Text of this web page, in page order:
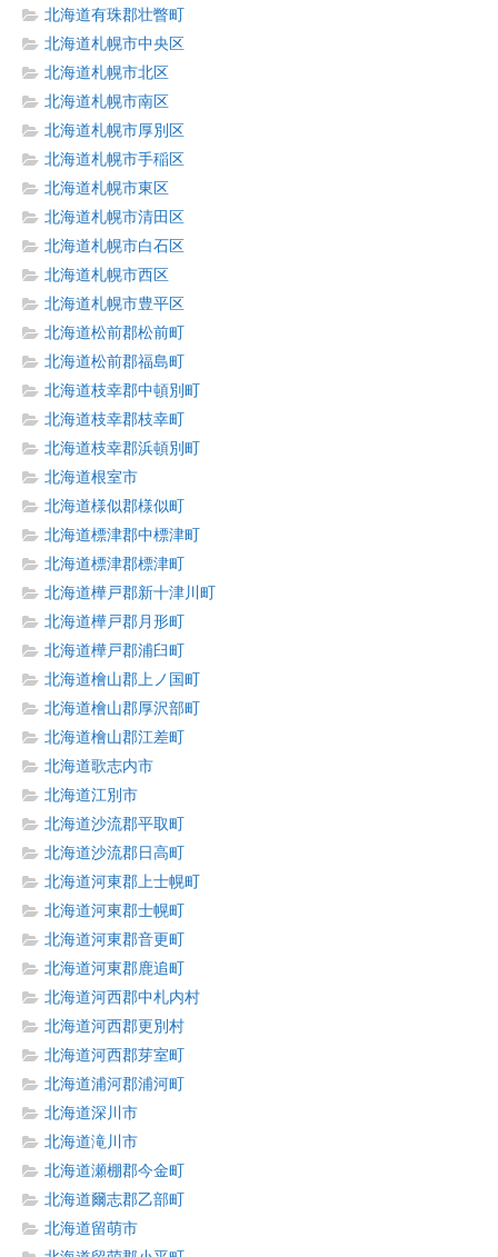
北海道有珠郡壮瞥町
北海道札幌市中央区
北海道札幌市北区
北海道札幌市南区
北海道札幌市厚別区
北海道札幌市手稲区
北海道札幌市東区
北海道札幌市清田区
北海道札幌市白石区
北海道札幌市西区
北海道札幌市豊平区
北海道松前郡松前町
北海道松前郡福島町
北海道枝幸郡中頓別町
北海道枝幸郡枝幸町
北海道枝幸郡浜頓別町
北海道根室市
北海道様似郡様似町
北海道標津郡中標津町
北海道標津郡標津町
北海道樺戸郡新十津川町
北海道樺戸郡月形町
北海道樺戸郡浦臼町
北海道檜山郡上ノ国町
北海道檜山郡厚沢部町
北海道檜山郡江差町
北海道歌志内市
北海道江別市
北海道沙流郡平取町
北海道沙流郡日高町
北海道河東郡上士幌町
北海道河東郡士幌町
北海道河東郡音更町
北海道河東郡鹿追町
北海道河西郡中札内村
北海道河西郡更別村
北海道河西郡芽室町
北海道浦河郡浦河町
北海道深川市
北海道滝川市
北海道瀬棚郡今金町
北海道爾志郡乙部町
北海道留萌市